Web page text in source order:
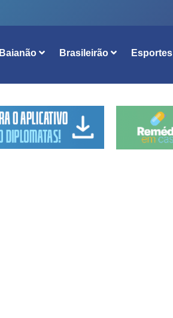
Baianão Brasileirão Esportes